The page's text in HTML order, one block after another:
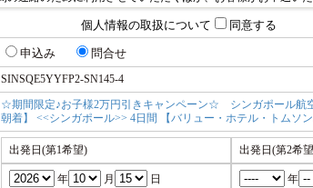
個人情報の取扱について 同意する
申込み 問合せ
SINSQE5YYFP2-SN145-4
☆期間限定♪お子様2万円引きキャンペーン☆ シンガポール航
朝着】 <<シンガポール>> 4日間 【バリュー・ホテル・トムソン
出発日(第1希望) 出発日(第2希
年 月 日 年